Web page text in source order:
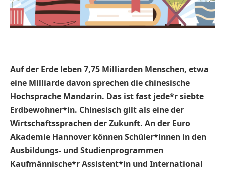
Auf der Erde leben 7,75 Milliarden Menschen, etwa
eine Milliarde davon sprechen die chinesische
Hochsprache Mandarin. Das ist fast jede*r siebte
Erdbewohner*in. Chinesisch gilt als eine der
Wirtschaftssprachen der Zukunft. An der Euro
Akademie Hannover können Schüler*innen in den
Ausbildungs- und Studienprogrammen
Kaufmännische*r Assistent*in und International